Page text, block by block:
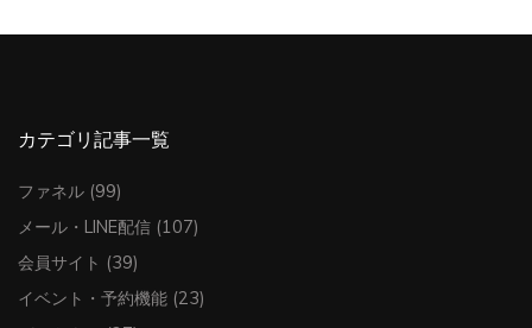
カテゴリ記事一覧
ファネル (99)
メール・LINE配信 (107)
会員サイト (39)
イベント・予約機能 (23)